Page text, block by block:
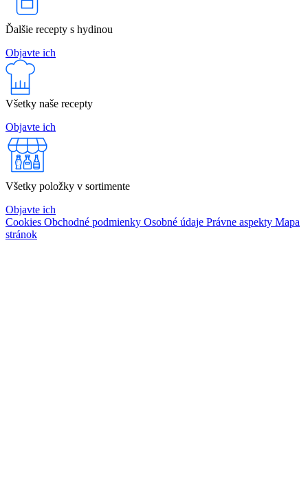
Ďalšie recepty s hydinou
Objavte ich
Všetky naše recepty
Objavte ich
Všetky položky v sortimente
Objavte ich
Cookies Obchodné podmienky Osobné údaje Právne aspekty Mapa
stránok